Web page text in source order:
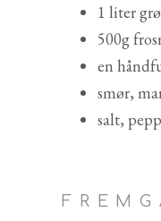
1 liter
500g
en
smør,
salt,